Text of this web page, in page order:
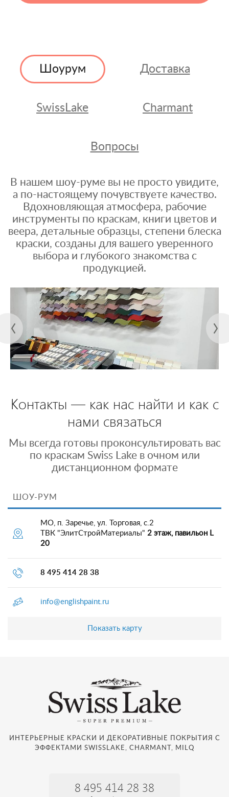
Шоурум Доставка
SwissLake Charmant
Вопросы
В нашем шоу-руме вы не просто увидите,
а по-настоящему почувствуете качество.
Вдохновляющая атмосфера, рабочие
инструменты по краскам, книги цветов и
веера, детальные образцы, степени блеска
краски, созданы для вашего уверенного
выбора и глубокого знакомства с
продукцией.
Контакты — как нас найти и как с
нами связаться
Мы всегда готовы проконсультировать вас
по краскам Swiss Lake в очном или
дистанционном формате
ШОУ-РУМ
МО, п. Заречье, ул. Торговая, с.2
ТВК "ЭлитСтройМатериалы" 2 этаж, павильон L
20
8 495 414 28 38
info@englishpaint.ru
Показать карту
ИНТЕРЬЕРНЫЕ КРАСКИ И ДЕКОРАТИВНЫЕ ПОКРЫТИЯ С
ЭФФЕКТАМИ SWISSLAKE, CHARMANT, MILQ
8 495 414 28 38